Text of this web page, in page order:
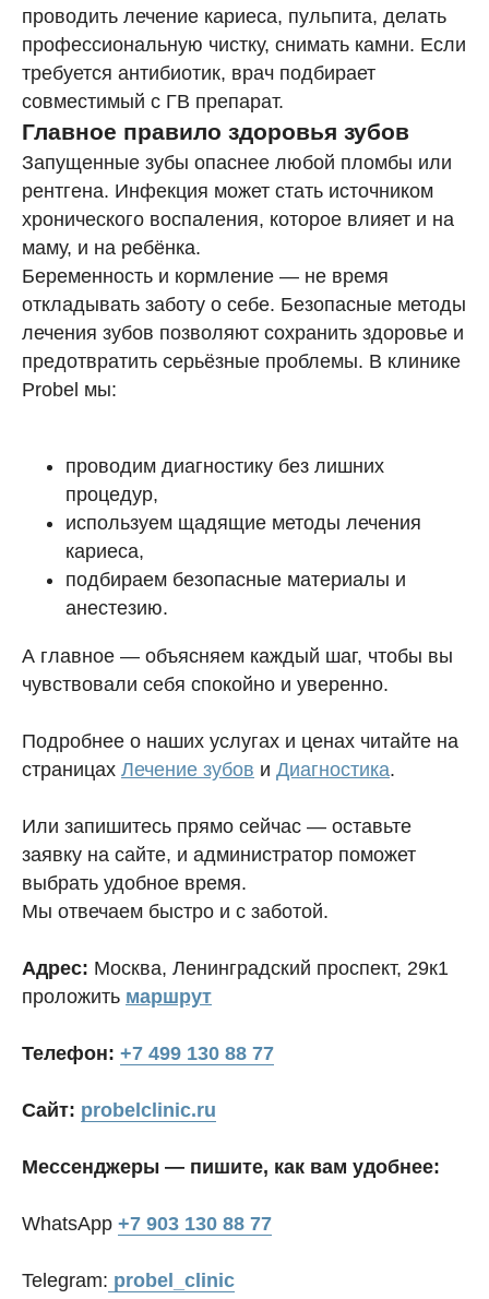
проводить лечение кариеса, пульпита, делать
профессиональную чистку, снимать камни. Если
требуется антибиотик, врач подбирает
совместимый с ГВ препарат.
Главное правило здоровья зубов
Запущенные зубы опаснее любой пломбы или
рентгена. Инфекция может стать источником
хронического воспаления, которое влияет и на
маму, и на ребёнка.
Беременность и кормление — не время
откладывать заботу о себе. Безопасные методы
лечения зубов позволяют сохранить здоровье и
предотвратить серьёзные проблемы. В клинике
Probel мы:
проводим диагностику без лишних
процедур,
используем щадящие методы лечения
кариеса,
подбираем безопасные материалы и
анестезию.
А главное — объясняем каждый шаг, чтобы вы
чувствовали себя спокойно и уверенно.
Подробнее о наших услугах и ценах читайте на
страницах Лечение зубов и Диагностика.
Или запишитесь прямо сейчас — оставьте
заявку на сайте, и администратор поможет
выбрать удобное время.
Мы отвечаем быстро и с заботой.
Адрес: Москва, Ленинградский проспект, 29к1
проложить маршрут
Телефон: +7 499 130 88 77
Сайт: probelclinic.ru
Мессенджеры — пишите, как вам удобнее:
WhatsApp +7 903 130 88 77
Telegram: probel_clinic
*Instagram продукт Meta Platforms, Inc. (организация
признана экстремистской и запрещена на территории РФ).
Контакты
Разработка сайта
Согласие на обработку данных
Информация о методах оказаниия медицинской помощи,
видах медицинского вмешательства, их последствиях и
ожидаемых результатах оказания медицинской помощи
предоставляется пациенту (потребителю) лечащим врачом
(устно) и в виде Информированного добровольного согласия
Пациентам